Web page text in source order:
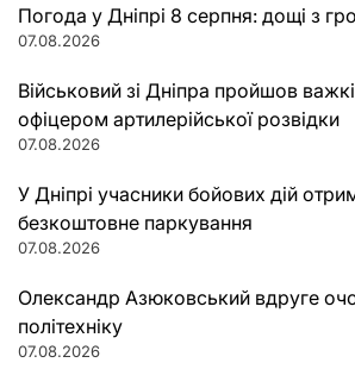
Погода у Дніпрі 8 серпня: дощі з
07.08.2026
Військовий зі Дніпра пройшов важкі
офіцером артилерійської розвідки
07.08.2026
У Дніпрі учасники бойових дій
безкоштовне паркування
07.08.2026
Олександр Азюковський вдруге
політехніку
07.08.2026